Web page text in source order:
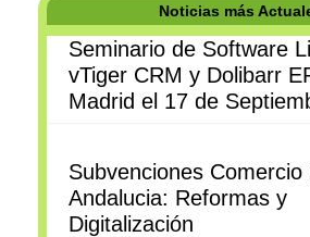
Noticias más
Seminario de Software
vTiger CRM y Dolibarr
Madrid el 17 de
Subvenciones Comercio
Andalucia: Reformas y
Digitalización